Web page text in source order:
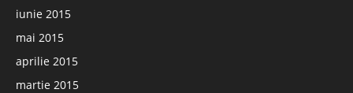
iunie 2015
mai 2015
aprilie 2015
martie 2015